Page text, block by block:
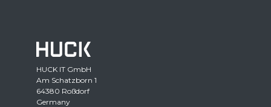
HUCK IT GmbH
Am Schatzborn 1
64380 Roßdorf
Germany